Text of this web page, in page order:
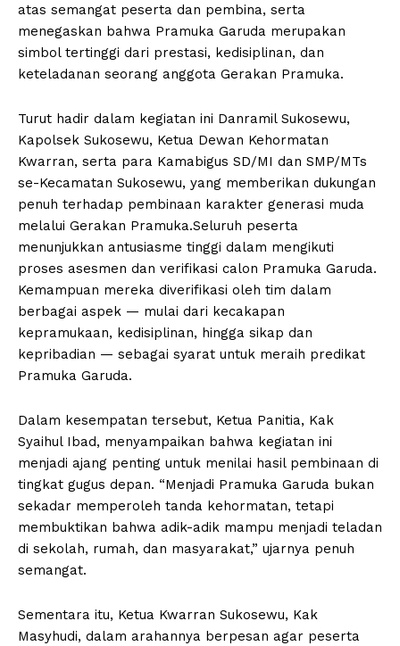
atas semangat peserta dan pembina, serta
menegaskan bahwa Pramuka Garuda merupakan
simbol tertinggi dari prestasi, kedisiplinan, dan
keteladanan seorang anggota Gerakan Pramuka.
Turut hadir dalam kegiatan ini Danramil Sukosewu,
Kapolsek Sukosewu, Ketua Dewan Kehormatan
Kwarran, serta para Kamabigus SD/MI dan SMP/MTs
se-Kecamatan Sukosewu, yang memberikan dukungan
penuh terhadap pembinaan karakter generasi muda
melalui Gerakan Pramuka.Seluruh peserta
menunjukkan antusiasme tinggi dalam mengikuti
proses asesmen dan verifikasi calon Pramuka Garuda.
Kemampuan mereka diverifikasi oleh tim dalam
berbagai aspek — mulai dari kecakapan
kepramukaan, kedisiplinan, hingga sikap dan
kepribadian — sebagai syarat untuk meraih predikat
Pramuka Garuda.
Dalam kesempatan tersebut, Ketua Panitia, Kak
Syaihul Ibad, menyampaikan bahwa kegiatan ini
menjadi ajang penting untuk menilai hasil pembinaan di
tingkat gugus depan. “Menjadi Pramuka Garuda bukan
sekadar memperoleh tanda kehormatan, tetapi
membuktikan bahwa adik-adik mampu menjadi teladan
di sekolah, rumah, dan masyarakat,” ujarnya penuh
semangat.
Sementara itu, Ketua Kwarran Sukosewu, Kak
Masyhudi, dalam arahannya berpesan agar peserta